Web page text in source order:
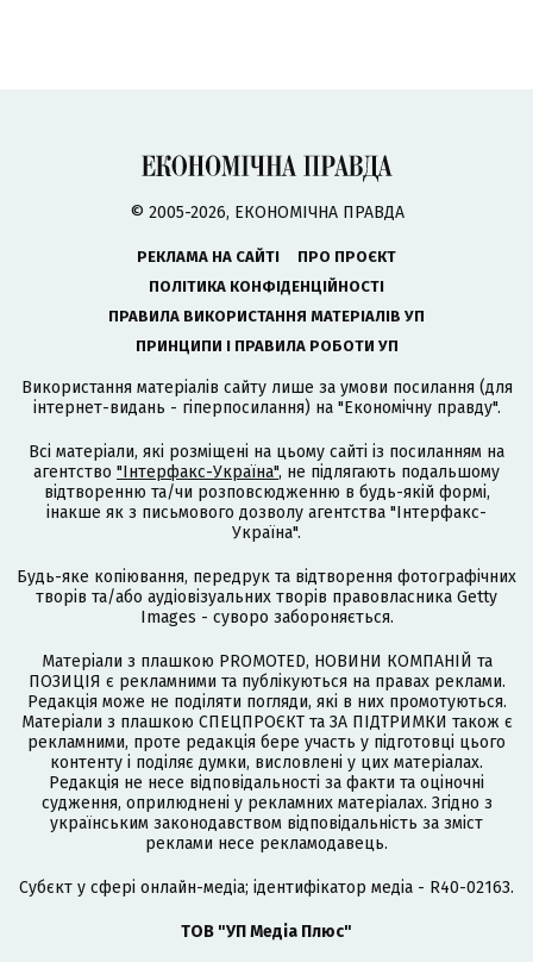
© 2005-2026, ЕКОНОМІЧНА ПРАВДА
РЕКЛАМА НА САЙТІ
ПРО ПРОЄКТ
ПОЛІТИКА КОНФІДЕНЦІЙНОСТІ
ПРАВИЛА ВИКОРИСТАННЯ МАТЕРІАЛІВ УП
ПРИНЦИПИ І ПРАВИЛА РОБОТИ УП
Використання матеріалів сайту лише за умови посилання (для
інтернет-видань - гіперпосилання) на "Економічну правду".
Всі матеріали, які розміщені на цьому сайті із посиланням на
агентство "Інтерфакс-Україна", не підлягають подальшому
відтворенню та/чи розповсюдженню в будь-якій формі,
інакше як з письмового дозволу агентства "Інтерфакс-
Україна".
Будь-яке копіювання, передрук та відтворення фотографічних
творів та/або аудіовізуальних творів правовласника Getty
Images - суворо забороняється.
Матеріали з плашкою PROMOTED, НОВИНИ КОМПАНІЙ та
ПОЗИЦІЯ є рекламними та публікуються на правах реклами.
Редакція може не поділяти погляди, які в них промотуються.
Матеріали з плашкою СПЕЦПРОЄКТ та ЗА ПІДТРИМКИ також є
рекламними, проте редакція бере участь у підготовці цього
контенту і поділяє думки, висловлені у цих матеріалах.
Редакція не несе відповідальності за факти та оціночні
судження, оприлюднені у рекламних матеріалах. Згідно з
українським законодавством відповідальність за зміст
реклами несе рекламодавець.
Cубєкт у сфері онлайн-медіа; ідентифікатор медіа - R40-02163.
ТОВ "УП Медіа Плюс"